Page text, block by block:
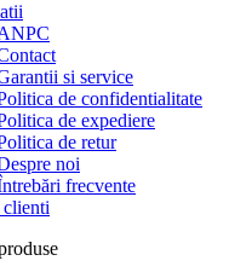
si service
de confidentialitate
de expediere
de retur
noi
frecvente
clienti